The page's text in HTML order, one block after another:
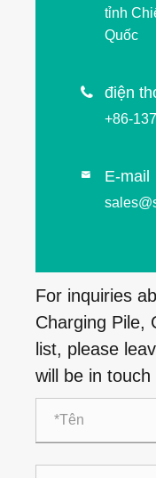
tỉnh
Quốc
 điện
+86-
 E-mail
For inquiries
Charging Pile,
list, please
will be in